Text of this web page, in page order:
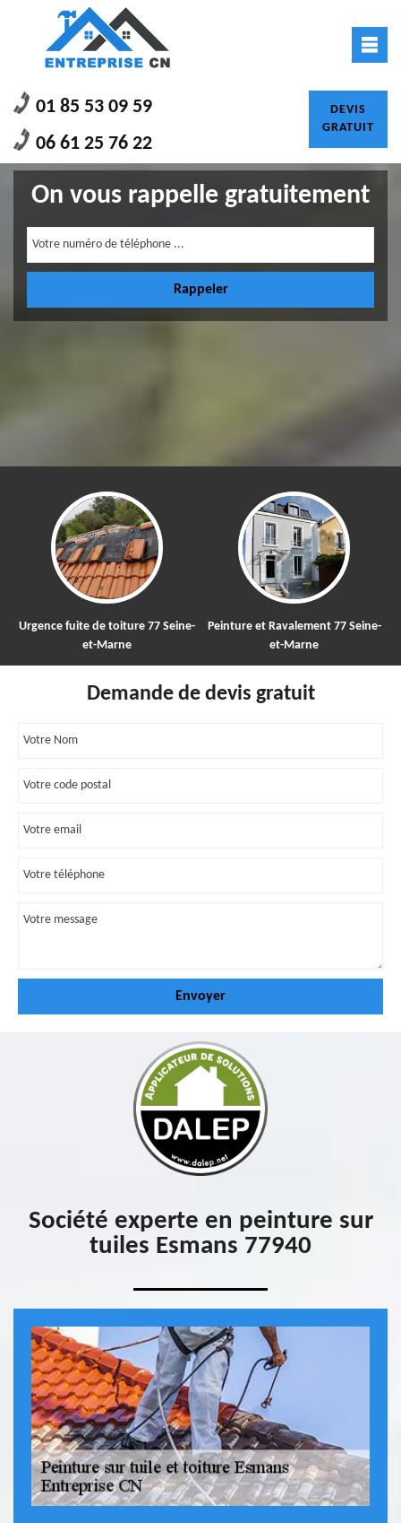
01 85 53 09 59
06 61 25 76 22
DEVIS
GRATUIT
On vous rappelle gratuitement
fuite de toiture 77 Seine-
Peinture et Ravalement 77 Seine-
Demande de devis gratuit
Société experte en peinture sur
tuiles Esmans 77940